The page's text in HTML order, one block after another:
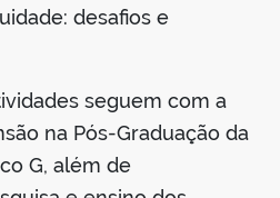
desafios e
seguem com a
na Pós-Graduação da
G, além de